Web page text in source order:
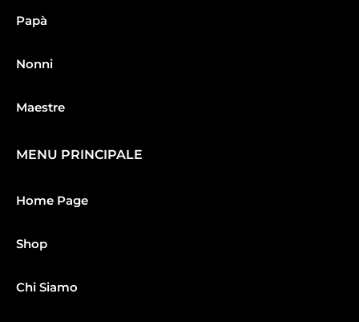
Papà
Nonni
Maestre
MENU PRINCIPALE
Home Page
Shop
Chi Siamo